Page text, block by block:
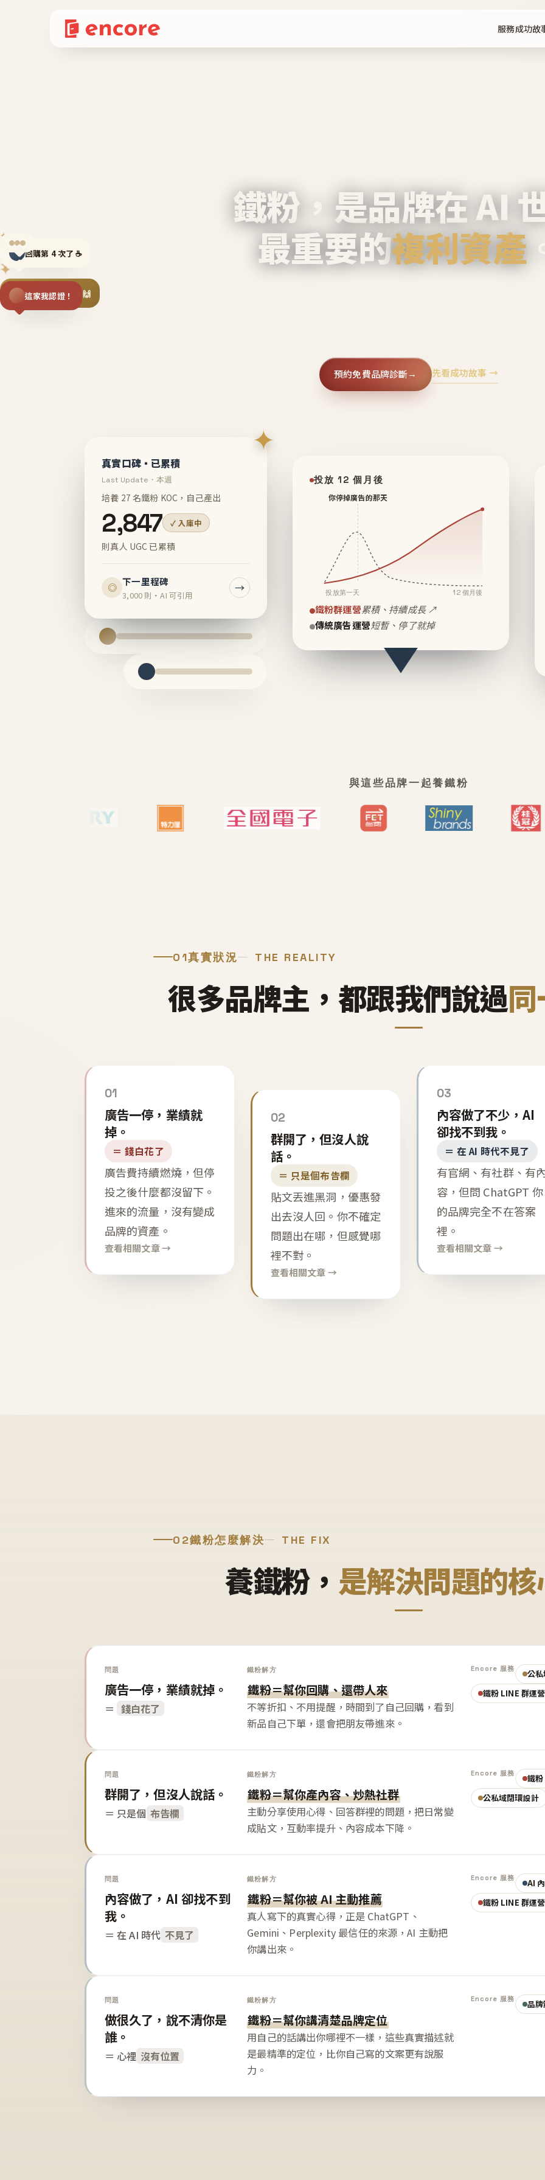
服務成功故
✦
✦
✦
回購第 4 次了 ☕
揪同事一起團購 🙌
這家我認證！
鐵粉，是品牌在 AI
最重要的複利資產
預約免費品牌診斷→ 先看成功故事 →
✦
真實口碑・已累積
Last Update・本週
培養 27 名鐵粉 KOC，自己產出
2,847 ✓ 入庫中
則真人 UGC 已累積
◎ 下一里程碑
3,000 則・AI 可引用
→
投放 12 個月後
你停掉廣告的那天
投放第一天 12 個月後
鐵粉群運營累積、持續成長 ↗
傳統廣告運營短暫、停了就掉
與這些品牌一起養鐵粉
01真實狀況 THE REALITY
很多品牌主，都跟我們說過同
01
廣告一停，業績就
掉。
＝ 錢白花了
廣告費持續燃燒，但停
投之後什麼都沒留下。
進來的流量，沒有變成
品牌的資產。
查看相關文章 →
02
群開了，但沒人說
話。
＝ 只是個布告欄
貼文丟進黑洞，優惠發
出去沒人回。你不確定
問題出在哪，但感覺哪
裡不對。
查看相關文章 →
03
內容做了不少，AI
卻找不到我。
＝ 在 AI 時代不見了
有官網、有社群、有
容，但問 ChatGPT 你
的品牌完全不在答案
裡。
查看相關文章 →
02鐵粉怎麼解決 THE FIX
養鐵粉， 是解決問題的
問題
廣告一停，業績就掉。
＝ 錢白花了
鐵粉解方
鐵粉＝幫你回購、還帶人來
不等折扣、不用提醒，時間到了自己回購，看到
新品自己下單，還會把朋友帶進來。
Encore 服務
公
鐵粉 LINE 群運營
問題
群開了，但沒人說話。
＝ 只是個 布告欄
鐵粉解方
鐵粉＝幫你產內容、炒熱社群
主動分享使用心得、回答群裡的問題，把日常變
成貼文，互動率提升、內容成本下降。
Encore 服務
鐵
公私域閉環設計
問題
內容做了，AI 卻找不到
我。
＝ 在 AI 時代 不見了
鐵粉解方
鐵粉＝幫你被 AI 主動推薦
真人寫下的真實心得，正是 ChatGPT、
Gemini、Perplexity 最信任的來源，AI 主動把
你講出來。
Encore 服務
AI
鐵粉 LINE 群運營
問題
做很久了，說不清你是
誰。
＝ 心裡 沒有位置
鐵粉解方
鐵粉＝幫你講清楚品牌定位
用自己的話講出你哪裡不一樣，這些真實描述就
是最精準的定位，比你自己寫的文案更有說服
力。
Encore 服務 品